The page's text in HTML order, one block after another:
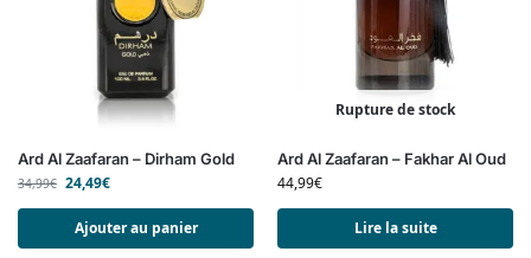
Ard Al Zaafaran – Dirham Gold
34,99€ 24,49€
Ajouter au panier
Rupture de stock
Ard Al Zaafaran – Fakhar Al Oud
44,99€
Lire la suite